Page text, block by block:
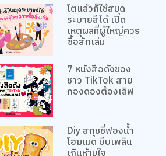
โตแล้วก็ใช้สมุด
ระบายสีได้ เปิด
เหตุผลที่ผู้ใหญ่ควร
ซื้อสักเล่ม
7 หนังสือดังของ
ชาว TikTok สาย
กองดองต้องเลิฟ
Diy สกุชชี่ฟองน้ำ
โฮมเมด บีบเพลิน